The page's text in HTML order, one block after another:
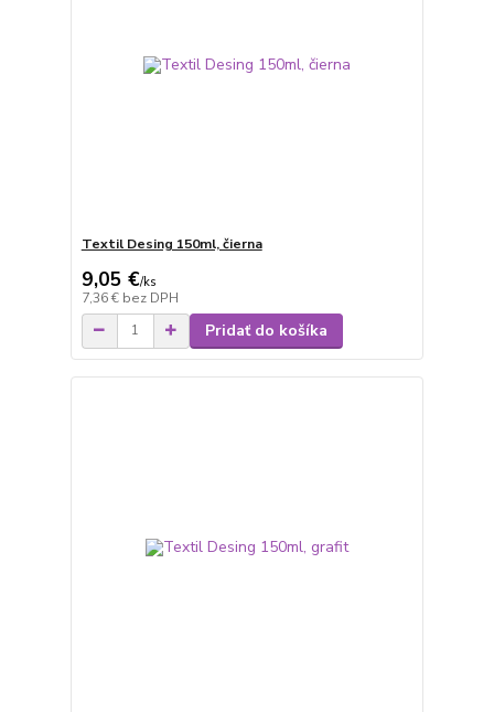
Textil Desing 150ml, čierna
9,05 €/ks
7,36 € bez DPH
Pridať do košíka